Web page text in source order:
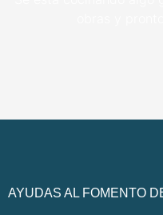
AYUDAS AL FOMENTO